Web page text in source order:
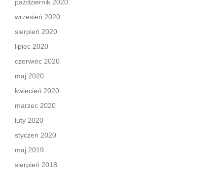
październik 2020
wrzesień 2020
sierpień 2020
lipiec 2020
czerwiec 2020
maj 2020
kwiecień 2020
marzec 2020
luty 2020
styczeń 2020
maj 2019
sierpień 2018